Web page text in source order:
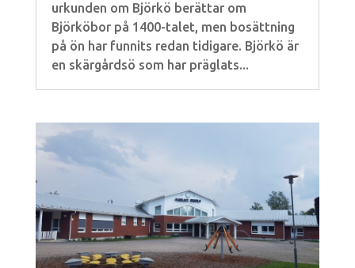
urkunden om Björkö berättar om
Björköbor på 1400-talet, men bosättning
på ön har funnits redan tidigare. Björkö är
en skärgårdsö som har präglats...